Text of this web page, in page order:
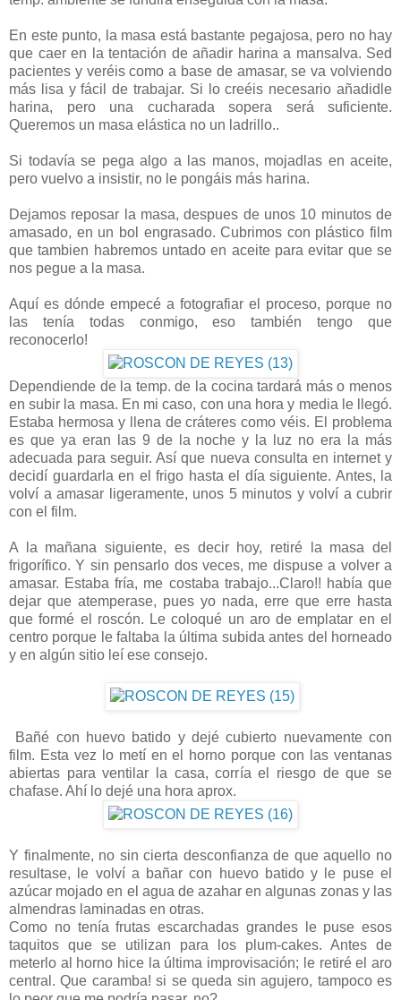
En este punto, la masa está bastante pegajosa, pero no hay
que caer en la tentación de añadir harina a mansalva. Sed
pacientes y veréis como a base de amasar, se va volviendo
más lisa y fácil de trabajar. Si lo creéis necesario añadidle
harina, pero una cucharada sopera será suficiente.
Queremos un masa elástica no un ladrillo..
Si todavía se pega algo a las manos, mojadlas en aceite,
pero vuelvo a insistir, no le pongáis más harina.
Dejamos reposar la masa, despues de unos 10 minutos de
amasado, en un bol engrasado. Cubrimos con plástico film
que tambien habremos untado en aceite para evitar que se
nos pegue a la masa.
Aquí es dónde empecé a fotografiar el proceso, porque no
las tenía todas conmigo, eso también tengo que
reconocerlo!
Dependiende de la temp. de la cocina tardará más o menos
en subir la masa. En mi caso, con una hora y media le llegó.
Estaba hermosa y llena de cráteres como véis. El problema
es que ya eran las 9 de la noche y la luz no era la más
adecuada para seguir. Así que nueva consulta en internet y
decidí guardarla en el frigo hasta el día siguiente. Antes, la
volví a amasar ligeramente, unos 5 minutos y volví a cubrir
con el film.
A la mañana siguiente, es decir hoy, retiré la masa del
frigorífico. Y sin pensarlo dos veces, me dispuse a volver a
amasar. Estaba fría, me costaba trabajo...Claro!! había que
dejar que atemperase, pues yo nada, erre que erre hasta
que formé el roscón. Le coloqué un aro de emplatar en el
centro porque le faltaba la última subida antes del horneado
y en algún sitio leí ese consejo.
Bañé con huevo batido y dejé cubierto nuevamente con
film. Esta vez lo metí en el horno porque con las ventanas
abiertas para ventilar la casa, corría el riesgo de que se
chafase. Ahí lo dejé una hora aprox.
Y finalmente, no sin cierta desconfianza de que aquello no
resultase, le volví a bañar con huevo batido y le puse el
azúcar mojado en el agua de azahar en algunas zonas y las
almendras laminadas en otras.
Como no tenía frutas escarchadas grandes le puse esos
taquitos que se utilizan para los plum-cakes. Antes de
meterlo al horno hice la última improvisación; le retiré el aro
central. Que caramba! si se queda sin agujero, tampoco es